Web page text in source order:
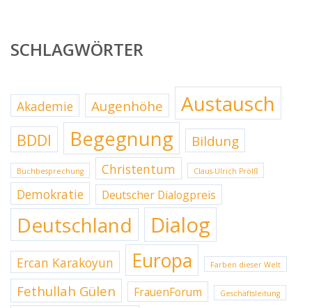
SCHLAGWÖRTER
Akademie Augenhöhe Austausch
BDDI Begegnung Bildung
Buchbesprechung Christentum Claus-Ulrich Prölß
Demokratie Deutscher Dialogpreis
Deutschland Dialog
Ercan Karakoyun Europa Farben dieser Welt
Fethullah Gülen FrauenForum Geschäftsleitung